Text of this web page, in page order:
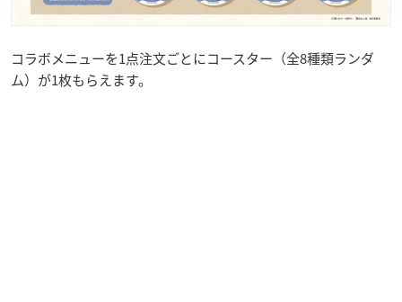
コラボメニューを1点注文ごとにコースター（全8種類ランダ
ム）が1枚もらえます。